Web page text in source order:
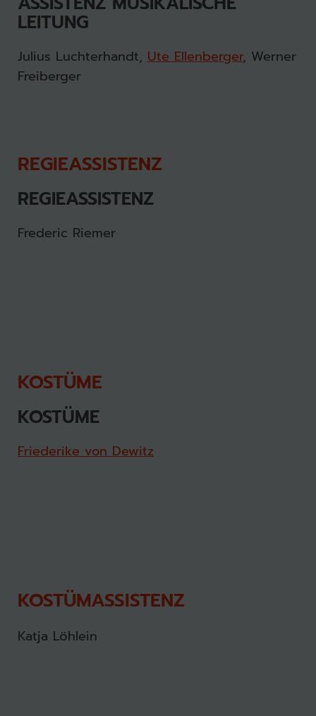
LEITUNG
Julius Luchterhandt, Ute Ellenberger, Werner
Freiberger
REGIEASSISTENZ
REGIEASSISTENZ
Frederic Riemer
KOSTÜME
KOSTÜME
Friederike von Dewitz
KOSTÜMASSISTENZ
Katja Löhlein